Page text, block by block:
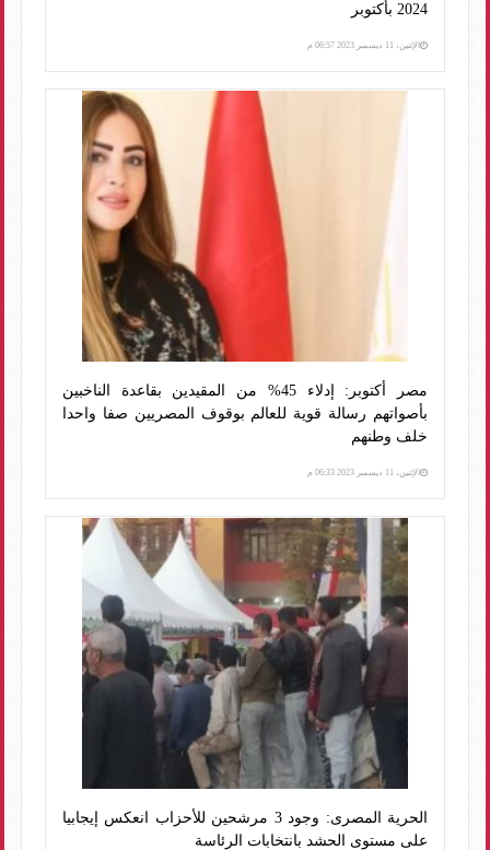
2024 بأكتوبر
الإثنين، 11 ديسمبر 2023 06:57 م
مصر أكتوبر: إدلاء 45% من المقيدين بقاعدة الناخبين
بأصواتهم رسالة قوية للعالم بوقوف المصريين صفا واحدا
خلف وطنهم
الإثنين، 11 ديسمبر 2023 06:33 م
الحرية المصرى: وجود 3 مرشحين للأحزاب انعكس إيجابيا
على مستوى الحشد بانتخابات الرئاسة